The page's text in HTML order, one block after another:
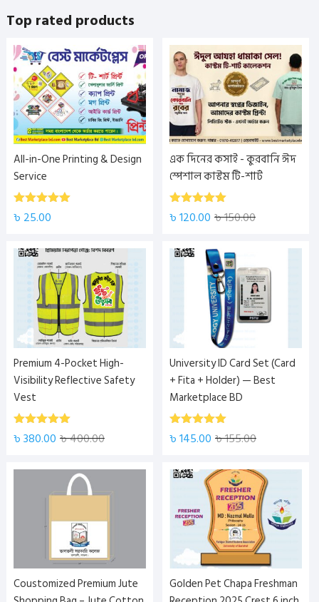
Top rated products
All-in-One Printing & Design
Service
Rated5.00
out of 5
৳ 25.00
এক দিনের কসাই - কুরবানি ঈদ
স্পেশাল কাস্টম টি-শার্ট
Rated5.00
out of 5 ৳150.00
৳120.00
Premium 4-Pocket High-
Visibility Reflective Safety
Vest
Rated5.00
out of 5 ৳400.00
৳380.00
University ID Card Set (Card
+ Fita + Holder) — Best
Marketplace BD
Rated5.00
out of 5 ৳155.00
৳145.00
Coustomized Premium Jute
Golden Pet Chapa Freshman